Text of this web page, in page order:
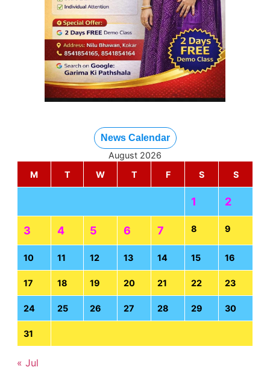
News Calendar
August 2026
M
T W T F S S
1 2
3 4 5 6 7 8 9
10 11 12 13 14 15 16
17 18 19 20 21 22 23
24 25 26 27 28 29 30
31
« Jul